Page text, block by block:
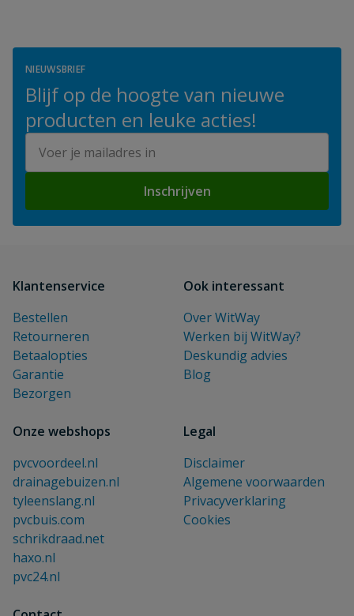
NIEUWSBRIEF
Blijf op de hoogte van nieuwe
producten en leuke acties!
Inschrijven
Klantenservice
Bestellen
Retourneren
Betaalopties
Garantie
Bezorgen
Ook interessant
Over WitWay
Werken bij WitWay?
Deskundig advies
Blog
Onze webshops
pvcvoordeel.nl
drainagebuizen.nl
tyleenslang.nl
pvcbuis.com
schrikdraad.net
haxo.nl
pvc24.nl
Legal
Disclaimer
Algemene voorwaarden
Privacyverklaring
Cookies